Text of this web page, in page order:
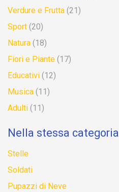
Verdure e Frutta (21)
Sport (20)
Natura (18)
Fiori e Piante (17)
Educativi (12)
Musica (11)
Adulti (11)
Nella stessa categoria
Stelle
Soldati
Pupazzi di Neve